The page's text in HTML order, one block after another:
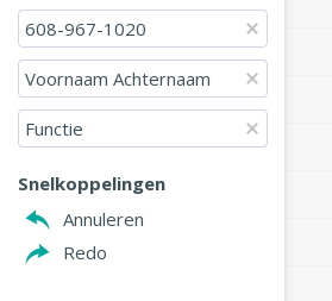
608-967-1020
Voornaam Achternaam
Functie
Snelkoppelingen
Annuleren
Redo